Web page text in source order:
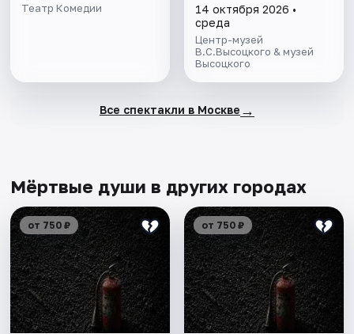
Театр Комедии
14 октября 2026 •
среда
Центр-музей
В.С.Высоцкого & музей
Высоцкого
Все спектакли в Москве →
Мёртвые души в других городах
от 750 ₽ от 750 ₽